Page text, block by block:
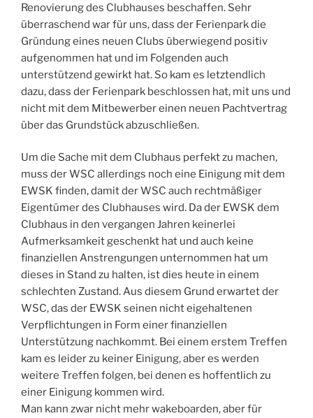
Renovierung des Clubhauses beschaffen. Sehr
überraschend war für uns, dass der Ferienpark die
Gründung eines neuen Clubs überwiegend positiv
aufgenommen hat und im Folgenden auch
unterstützend gewirkt hat. So kam es letztendlich
dazu, dass der Ferienpark beschlossen hat, mit uns und
nicht mit dem Mitbewerber einen neuen Pachtvertrag
über das Grundstück abzuschließen.
Um die Sache mit dem Clubhaus perfekt zu machen,
muss der WSC allerdings noch eine Einigung mit dem
EWSK finden, damit der WSC auch rechtmäßiger
Eigentümer des Clubhauses wird. Da der EWSK dem
Clubhaus in den vergangen Jahren keinerlei
Aufmerksamkeit geschenkt hat und auch keine
finanziellen Anstrengungen unternommen hat um
dieses in Stand zu halten, ist dies heute in einem
schlechten Zustand. Aus diesem Grund erwartet der
WSC, das der EWSK seinen nicht eigehaltenen
Verpflichtungen in Form einer finanziellen
Unterstützung nachkommt. Bei einem erstem Treffen
kam es leider zu keiner Einigung, aber es werden
weitere Treffen folgen, bei denen es hoffentlich zu
einer Einigung kommen wird.
Man kann zwar nicht mehr wakeboarden, aber für